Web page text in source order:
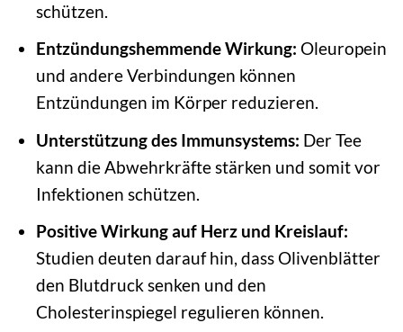
schützen.
Entzündungshemmende Wirkung: Oleuropein
und andere Verbindungen können
Entzündungen im Körper reduzieren.
Unterstützung des Immunsystems: Der Tee
kann die Abwehrkräfte stärken und somit vor
Infektionen schützen.
Positive Wirkung auf Herz und Kreislauf:
Studien deuten darauf hin, dass Olivenblätter
den Blutdruck senken und den
Cholesterinspiegel regulieren können.